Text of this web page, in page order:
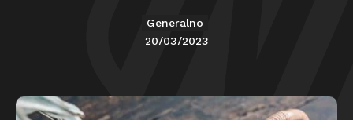
Generalno
20/03/2023